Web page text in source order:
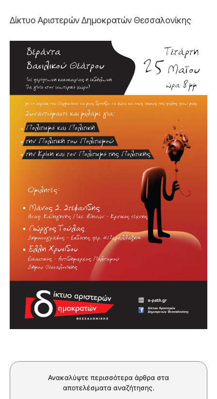
Δίκτυο Αριστερών Δημοκρατών Θεσσαλονίκης
Ανακαλύψτε περισσότερα άρθρα στα
αποτελέσματα αναζήτησης.